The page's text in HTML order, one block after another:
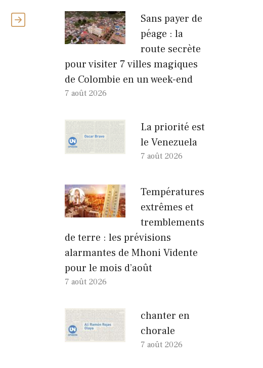
Sans payer de
péage : la
route secrète
pour visiter 7 villes magiques
de Colombie en un week-end
7 août 2026
La priorité est
le Venezuela
7 août 2026
Températures
extrêmes et
tremblements
de terre : les prévisions
alarmantes de Mhoni Vidente
pour le mois d’août
7 août 2026
chanter en
chorale
7 août 2026